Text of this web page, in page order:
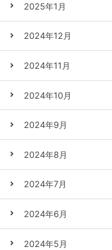
2025年1月
2024年12月
2024年11月
2024年10月
2024年9月
2024年8月
2024年7月
2024年6月
2024年5月